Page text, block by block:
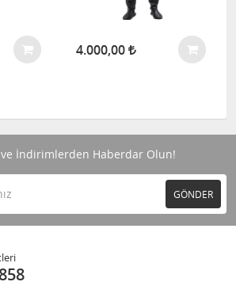
4.000,00
İndirimlerden Haberdar Olun!
GÖNDER